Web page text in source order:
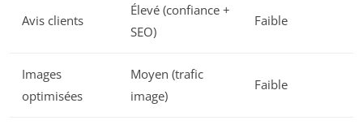
Avis clients
Élevé (confiance +
SEO)
Faible
Images
optimisées
Moyen (trafic
image)
Faible